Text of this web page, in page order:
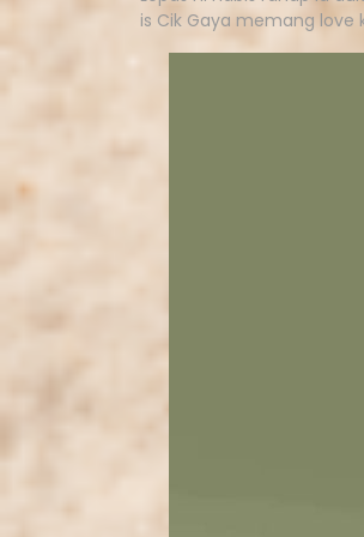
is Cik Gaya memang love